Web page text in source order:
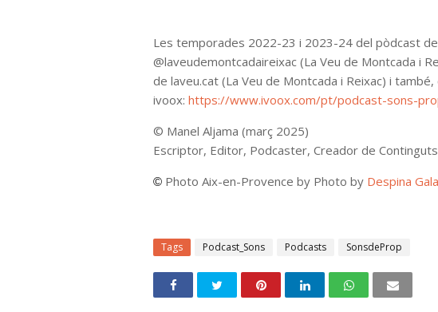
Les temporades 2022-23 i 2023-24 del pòdcast
@laveudemontcadaireixac (La Veu de Montcada i
de laveu.cat (La Veu de Montcada i Reixac) i
ivoox: https://www.ivoox.com/pt/podcast-sons-
© Manel Aljama (març 2025)
Escriptor, Editor, Podcaster, Creador de
© Photo Aix-en-Provence by Photo by Despina
Tags Podcast_Sons Podcasts SonsdeProp